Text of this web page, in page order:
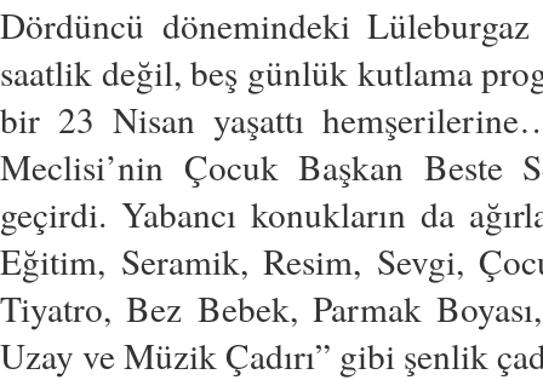
Dördüncü dönemindeki
saatlik değil, beş günlük kutlama
bir 23 Nisan yaşattı
Meclisi’nin Çocuk Başkan Beste
geçirdi. Yabancı konukların da
Eğitim, Seramik, Resim, Sevgi,
Tiyatro, Bez Bebek, Parmak
Uzay ve Müzik Çadırı” gibi şenlik